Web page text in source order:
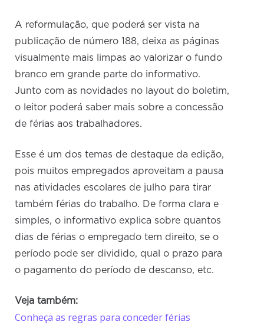
A reformulação, que poderá ser vista na
publicação de número 188, deixa as páginas
visualmente mais limpas ao valorizar o fundo
branco em grande parte do informativo.
Junto com as novidades no layout do boletim,
o leitor poderá saber mais sobre a concessão
de férias aos trabalhadores.
Esse é um dos temas de destaque da edição,
pois muitos empregados aproveitam a pausa
nas atividades escolares de julho para tirar
também férias do trabalho. De forma clara e
simples, o informativo explica sobre quantos
dias de férias o empregado tem direito, se o
período pode ser dividido, qual o prazo para
o pagamento do período de descanso, etc.
Veja também:
Conheça as regras para conceder férias